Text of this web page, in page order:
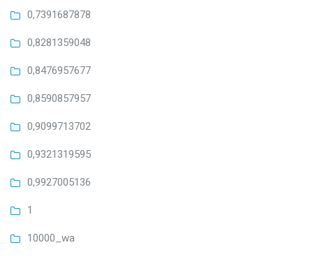
0,7391687878
0,8281359048
0,8476957677
0,8590857957
0,9099713702
0,9321319595
0,9927005136
1
10000_wa